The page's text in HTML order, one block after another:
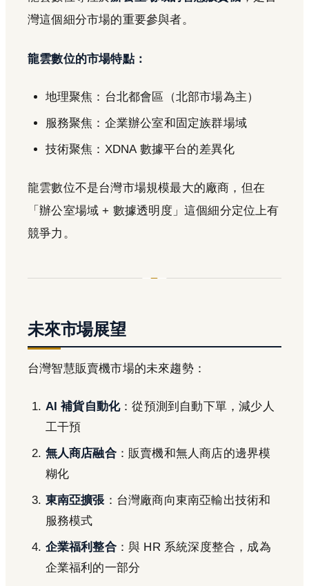
灣這個細分市場的重要參與者。
龍雲數位的市場特點：
地理聚焦：台北都會區（北部市場為主）
服務聚焦：企業辦公室和固定族群場域
技術聚焦：XDNA 數據平台的差異化
龍雲數位不是台灣市場規模最大的廠商，但在
「辦公室場域 + 數據透明度」這個細分定位上有
競爭力。
未來市場展望
台灣智慧販賣機市場的未來趨勢：
AI 補貨自動化：從預測到自動下單，減少人
工干預
無人商店融合：販賣機和無人商店的邊界模
糊化
東南亞擴張：台灣廠商向東南亞輸出技術和
服務模式
企業福利整合：與 HR 系統深度整合，成為
企業福利的一部分